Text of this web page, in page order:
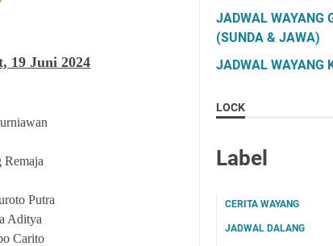
19 Juni 2024
Putra
Aditya
Carito
JADWAL WAYANG
(SUNDA & JAWA)
JADWAL WAYANG
LOCK
Label
CERITA WAYANG
JADWAL DALANG